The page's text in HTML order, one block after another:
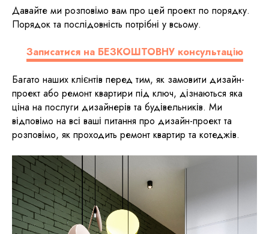
Давайте ми розповімо вам про цей проект по порядку.
Порядок та послідовність потрібні у всьому.
Записатися на БЕЗКОШТОВНУ консультацію
Багато наших клієнтів перед тим, як замовити дизайн-
проект або ремонт квартири під ключ, дізнаються яка
ціна на послуги дизайнерів та будівельників. Ми
відповімо на всі ваші питання про дизайн-проект та
розповімо, як проходить ремонт квартир та котеджів.